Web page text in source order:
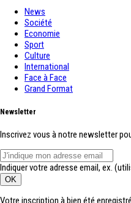
News
Société
Economie
Sport
Culture
International
Face à Face
Grand Format
Newsletter
Inscrivez vous à notre newsletter
Indiquer votre adresse email, ex.
Votre inscription à bien été